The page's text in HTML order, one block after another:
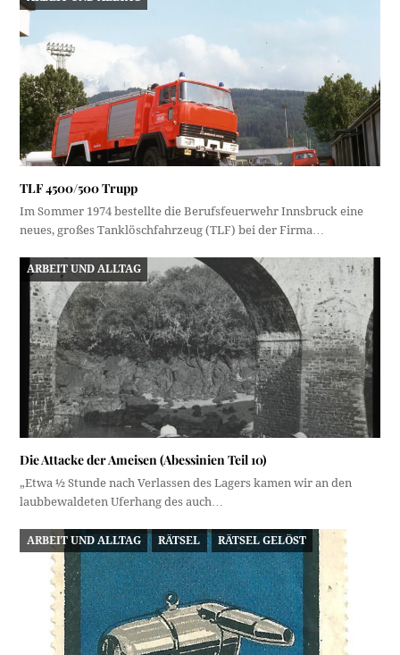
TLF 4500/500 Trupp
Im Sommer 1974 bestellte die Berufsfeuerwehr Innsbruck eine
neues, großes Tanklöschfahrzeug (TLF) bei der Firma…
ARBEIT UND ALLTAG
Die Attacke der Ameisen (Abessinien Teil 10)
„Etwa ½ Stunde nach Verlassen des Lagers kamen wir an den
laubbewaldeten Uferhang des auch…
ARBEIT UND ALLTAG RÄTSEL RÄTSEL GELÖST